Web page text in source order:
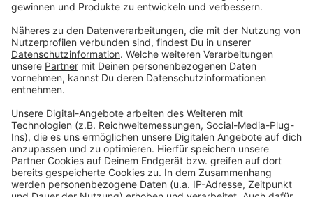
Details durch und stimmen Sie der
Nutzung des Service zu, um dieses
Video anzusehen.
Mehr Informationen
powered byUsercentrics Consent
Management Platform
Bastille, Alessia Cara - Another Place
Anzeige